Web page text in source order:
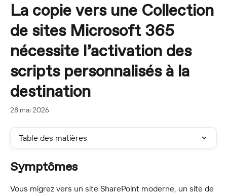
La copie vers une Collection
de sites Microsoft 365
nécessite l’activation des
scripts personnalisés à la
destination
28 mai 2026
Table des matières
Symptômes
Vous migrez vers un site SharePoint moderne, un site de